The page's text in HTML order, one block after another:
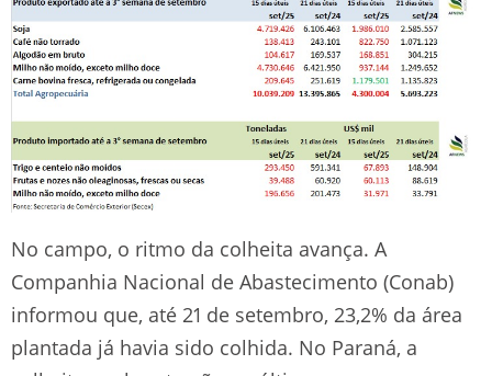
No campo, o ritmo da colheita avança. A
Companhia Nacional de Abastecimento (Conab)
informou que, até 21 de setembro, 23,2% da área
plantada já havia sido colhida. No Paraná, a